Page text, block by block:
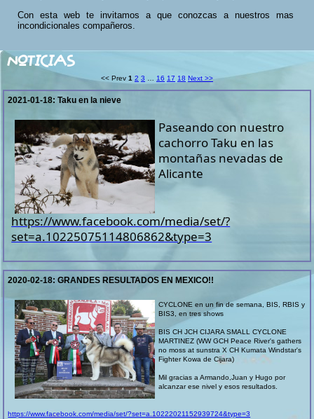
Con esta web te invitamos a que conozcas a nuestros mas
incondicionales compañeros.
NOTICIAS
<< Prev 1 2 3 16 17 18 Next >>
2021-01-18:Taku en la nieve
Paseando con nuestro
cachorro Taku en las
montañas nevadas de
Alicante
https://www.facebook.com/media/set/?
set=a.10225075114806862&type=3
2020-02-18:GRANDES RESULTADOS EN MEXICO!!
CYCLONE en un fin de semana, BIS, RBIS y
BIS3, en tres shows
BIS CH JCH CIJARA SMALL CYCLONE
MARTINEZ (WW GCH Peace River's gathers
no moss at sunstra X CH Kumata Windstar's
Fighter Kowa de Cijara)
Mil gracias a Armando,Juan y Hugo por
alcanzar ese nivel y esos resultados.
https://www.facebook.com/media/set/?set=a.10222021152939724&type=3